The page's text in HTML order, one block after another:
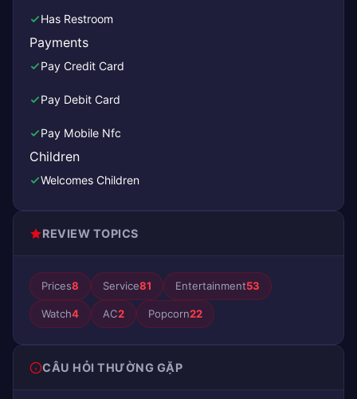
Has Restroom
Payments
Pay Credit Card
Pay Debit Card
Pay Mobile Nfc
Children
Welcomes Children
REVIEW TOPICS
Prices8 Service81 Entertainment53
Watch4 AC2 Popcorn22
CÂU HỎI THƯỜNG GẶP